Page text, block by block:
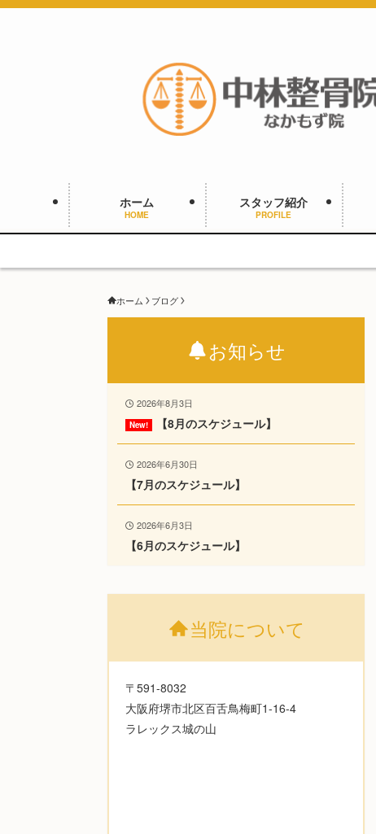
ホーム
HOME
スタッフ紹介
PROFILE
ホーム ブログ
お知らせ
2026年8月3日
【8月のスケジュール】
2026年6月30日
【7月のスケジュール】
2026年6月3日
【6月のスケジュール】
当院について
〒591-8032
大阪府堺市北区百舌鳥梅町1-16-4
ラレックス城の山